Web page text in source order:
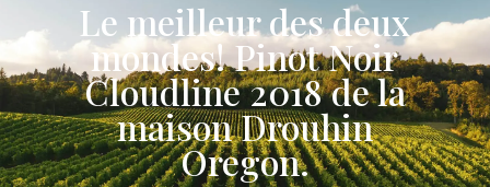
Le meilleur des deux
mondes! Pinot Noir
Cloudline 2018 de la
maison Drouhin
Oregon.